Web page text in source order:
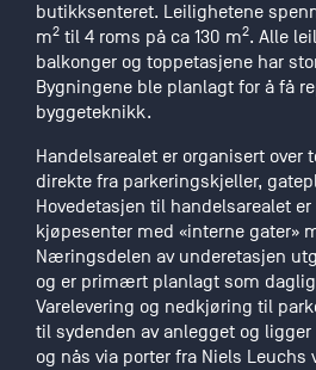
butikksenteret. Leilighetene
m2 til 4 roms på ca 130 m2. Alle
balkonger og toppetasjene har
Bygningene ble planlagt for å få
byggeteknikk.
Handelsarealet er organisert over
direkte fra parkeringskjeller,
Hovedetasjen til handelsarealet
kjøpesenter med «interne gater»
Næringsdelen av underetasjen
og er primært planlagt som
Varelevering og nedkjøring til
til sydenden av anlegget og
og nås via porter fra Niels Leuchs